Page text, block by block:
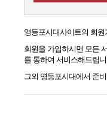
영등포시대사이트의 회원
회원을 가입하시면 모든
를 통하여 서비스해드립
그외 영등포시대에서 준